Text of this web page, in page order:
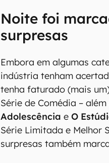
Noite foi
surpresas
Embora em algumas
indústria tenham
tenha faturado (mais
Série de Comédia –
Adolescência e O
Série Limitada e Melhor
surpresas também